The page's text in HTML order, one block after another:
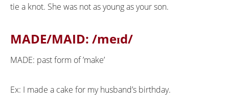
tie a knot. She was not as young as your son.
MADE/MAID: /meɪd/
MADE: past form of ’make’
Ex: I made a cake for my husband’s birthday.